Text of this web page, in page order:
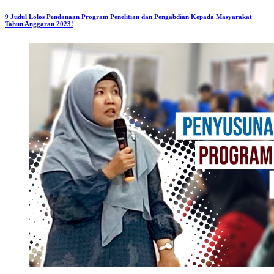
9 Judul Lolos Pendanaan Program Penelitian dan Pengabdian Kepada Masyarakat
Tahun Anggaran 2023!